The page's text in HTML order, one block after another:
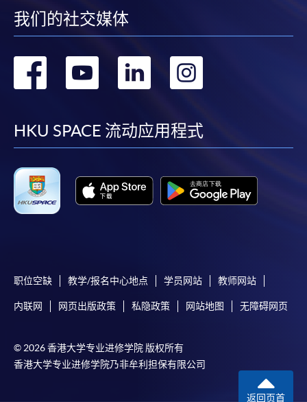
我们的社交媒体
转
facebook
转
youtube
转
linkedin
HKU SPACE 流动应用程式
职位空缺 教学/报名中心地点 学员网站 教师网站
内联网 网页出版政策 私隐政策 网站地图 无障碍网页
© 2026 香港大学专业进修学院 版权所有
香港大学专业进修学院乃非牟利担保有限公司
返回页首